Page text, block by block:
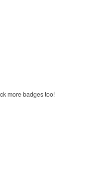
more badges too!